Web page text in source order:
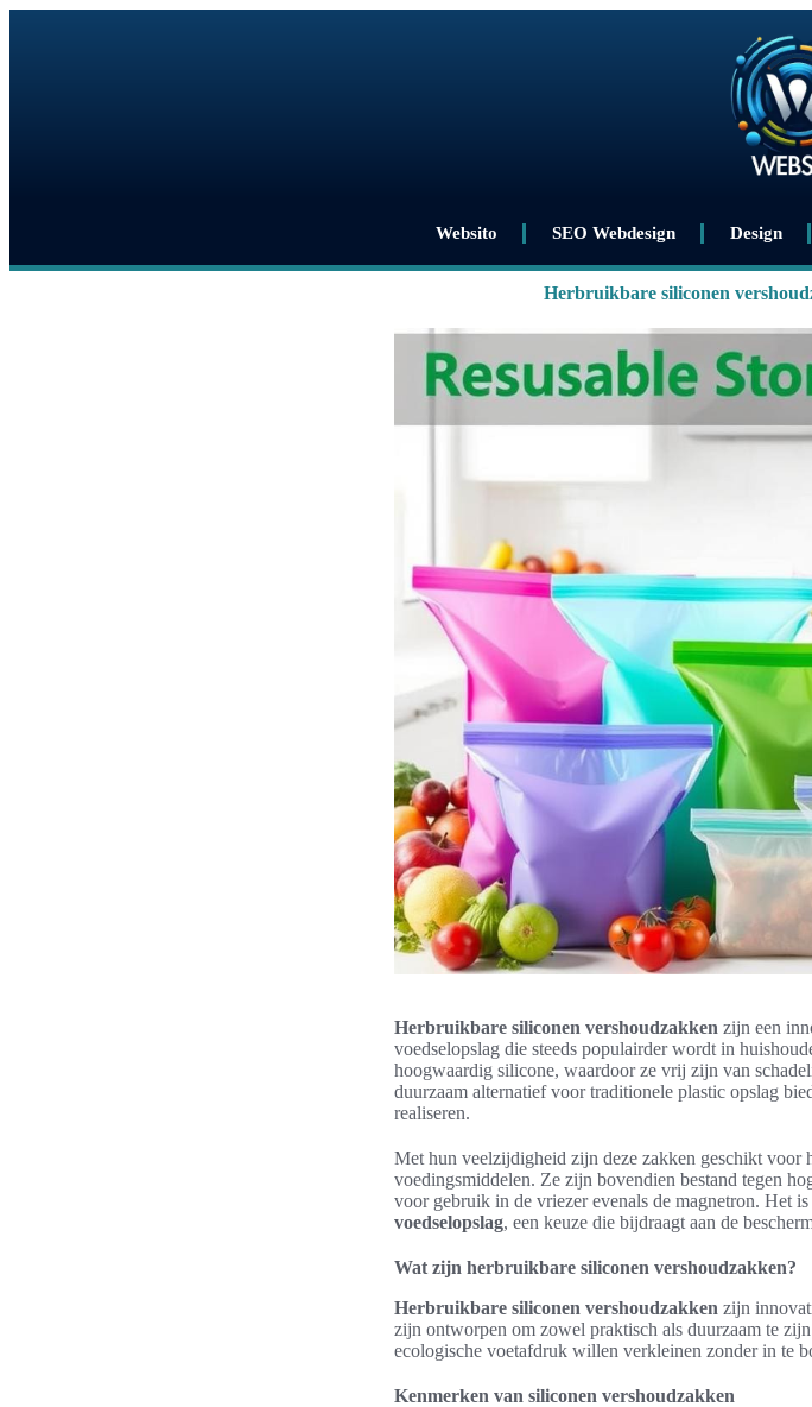
Websito SEO Webdesign Design
Herbruikbare siliconen
Herbruikbare siliconen vershoudzakken zijn een
voedselopslag die steeds populairder wordt in
hoogwaardig silicone, waardoor ze vrij zijn van
duurzaam alternatief voor traditionele plastic opslag
realiseren.
Met hun veelzijdigheid zijn deze zakken geschikt voor
voedingsmiddelen. Ze zijn bovendien bestand tegen
voor gebruik in de vriezer evenals de magnetron. Het
voedselopslag, een keuze die bijdraagt aan de
Wat zijn herbruikbare siliconen vershoudzakken?
Herbruikbare siliconen vershoudzakken zijn
zijn ontworpen om zowel praktisch als duurzaam te
ecologische voetafdruk willen verkleinen zonder in te
Kenmerken van siliconen vershoudzakken